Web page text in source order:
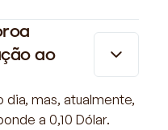
ao
dia, mas, atualmente,
a 0,10 Dólar.